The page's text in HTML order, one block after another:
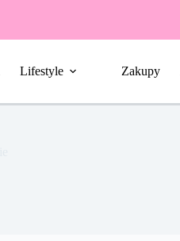
Lifestyle Zakupy